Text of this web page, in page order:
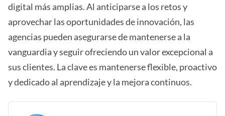
digital más amplias. Al anticiparse a los retos y
aprovechar las oportunidades de innovación, las
agencias pueden asegurarse de mantenerse a la
vanguardia y seguir ofreciendo un valor excepcional a
sus clientes. La clave es mantenerse flexible, proactivo
y dedicado al aprendizaje y la mejora continuos.